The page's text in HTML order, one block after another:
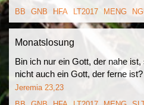
BB
GNB HFA LT2017 MENG
Monatslosung
Bin ich nur ein Gott, der nahe
nicht auch ein Gott, der ferne ist?
Jeremia 23,23